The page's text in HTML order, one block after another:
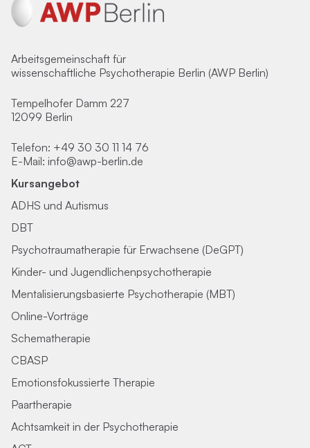
Arbeitsgemeinschaft für
wissenschaftliche Psychotherapie Berlin (AWP Berlin)
Tempelhofer Damm 227
12099 Berlin
Telefon: +49 30 30 11 14 76
E-Mail: info@awp-berlin.de
Kursangebot
ADHS und Autismus
DBT
Psychotraumatherapie für Erwachsene (DeGPT)
Kinder- und Jugendlichenpsychotherapie
Mentalisierungsbasierte Psychotherapie (MBT)
Online-Vorträge
Schematherapie
CBASP
Emotionsfokussierte Therapie
Paartherapie
Achtsamkeit in der Psychotherapie